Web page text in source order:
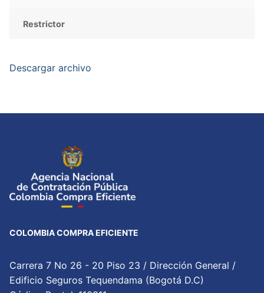
Restrictor
Descargar archivo
COLOMBIA COMPRA EFICIENTE
Carrera 7 No 26 - 20 Piso 23 / Dirección General /
Edificio Seguros Tequendama (Bogotá D.C)